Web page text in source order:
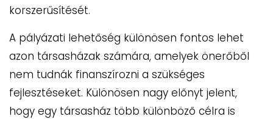
korszerűsítését.
A pályázati lehetőség különösen fontos lehet
azon társasházak számára, amelyek önerőből
nem tudnák finanszírozni a szükséges
fejlesztéseket. Különösen nagy előnyt jelent,
hogy egy társasház több különböző célra is